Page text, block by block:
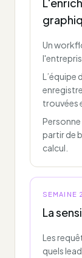
Un
L’équipe
trouvées
Personne
partir de
calcul.
SEMAINE 2
La
Les
quels